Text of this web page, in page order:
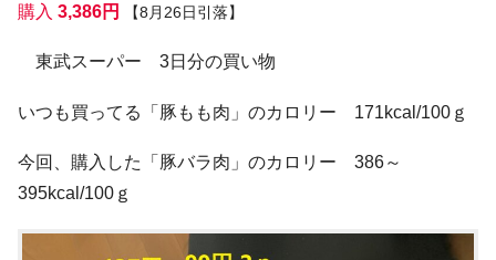
購入 3,386円 【8月26日引落】
東武スーパー 3日分の買い物
いつも買ってる「豚もも肉」のカロリー 171kcal/100ｇ
今回、購入した「豚バラ肉」のカロリー 386～
395kcal/100ｇ